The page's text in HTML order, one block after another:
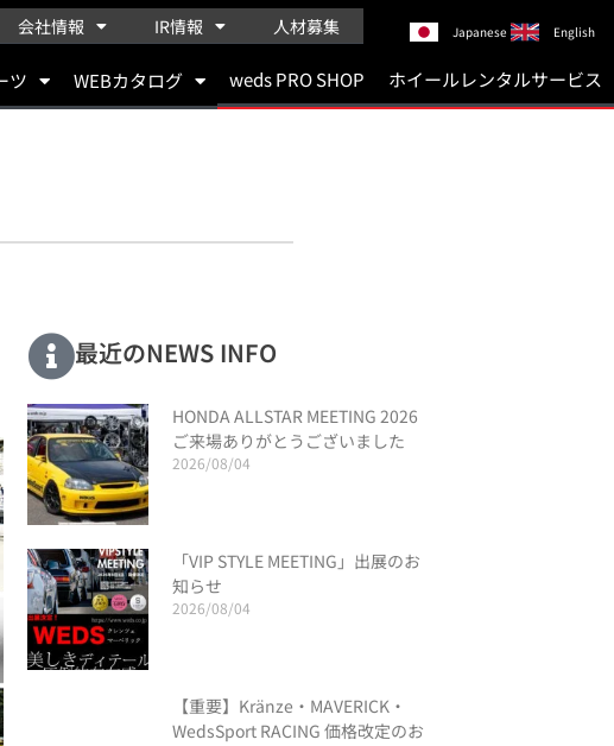
会社情報 IR情報 人材募集 Japanese English
ツ WEBカタログ weds PRO SHOP ホイールレンタルサービス
最近のNEWS INFO
HONDA ALLSTAR MEETING 2026
ご来場ありがとうございました
2026/08/04
「VIP STYLE MEETING」出展のお
知らせ
2026/08/04
【重要】Kränze・MAVERICK・
WedsSport RACING 価格改定のお